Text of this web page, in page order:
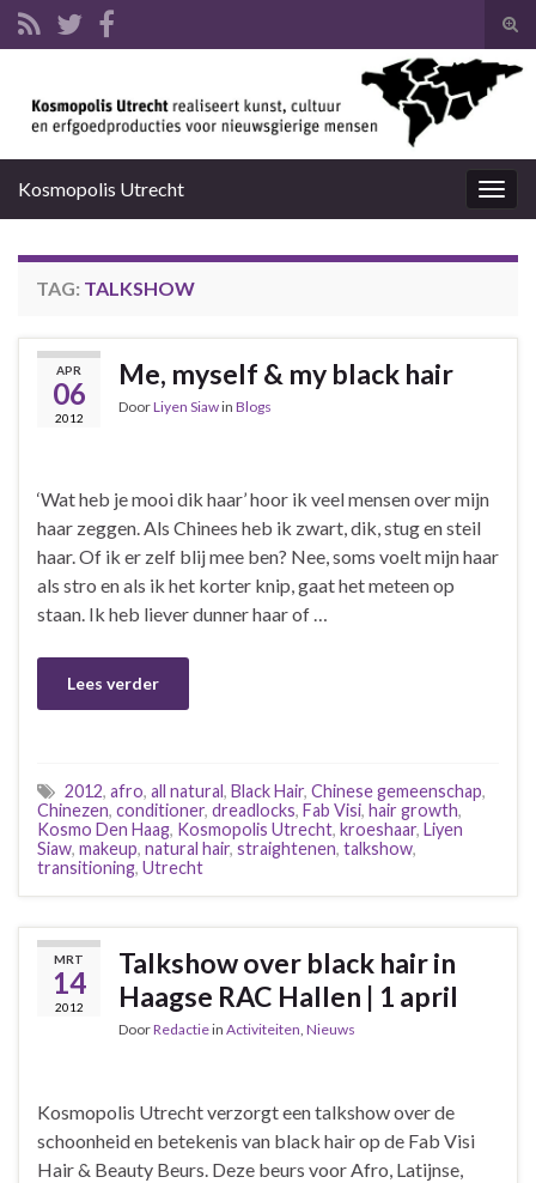
Kosmopolis Utrecht
TAG: TALKSHOW
APR
06
2012
Me, myself & my black hair
DoorLiyen Siawin Blogs
‘Wat heb je mooi dik haar’ hoor ik veel mensen over mijn
haar zeggen. Als Chinees heb ik zwart, dik, stug en steil
haar. Of ik er zelf blij mee ben? Nee, soms voelt mijn haar
als stro en als ik het korter knip, gaat het meteen op
staan. Ik heb liever dunner haar of …
Lees verder
2012, afro, all natural, Black Hair, Chinese gemeenschap,
Chinezen, conditioner, dreadlocks, Fab Visi, hair growth,
Kosmo Den Haag, Kosmopolis Utrecht, kroeshaar, Liyen
Siaw, makeup, natural hair, straightenen, talkshow,
transitioning, Utrecht
MRT
14
2012
Talkshow over black hair in
Haagse RAC Hallen | 1 april
DoorRedactiein Activiteiten, Nieuws
Kosmopolis Utrecht verzorgt een talkshow over de
schoonheid en betekenis van black hair op de Fab Visi
Hair & Beauty Beurs. Deze beurs voor Afro, Latijnse,